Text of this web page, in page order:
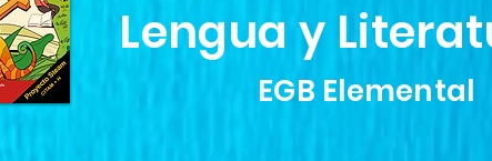
Lengua y
EGB Elemental